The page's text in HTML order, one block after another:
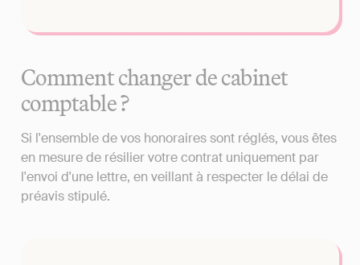
Comment changer de cabinet
comptable ?
Si l'ensemble de vos honoraires sont réglés, vous êtes
en mesure de résilier votre contrat uniquement par
l'envoi d'une lettre, en veillant à respecter le délai de
préavis stipulé.